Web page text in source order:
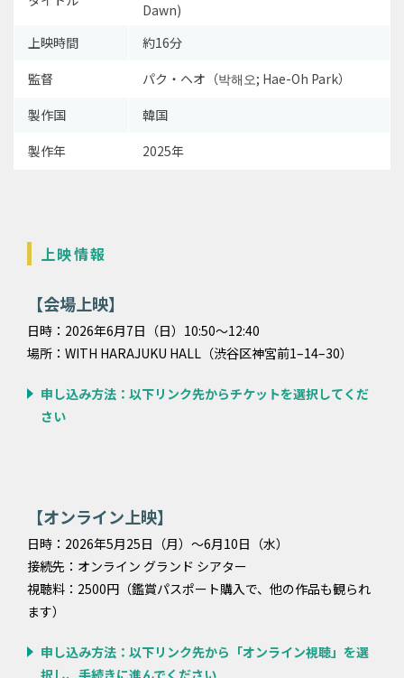
Dawn)
上映時間
約16分
監督
パク・ヘオ（박해오; Hae-Oh Park）
製作国
韓国
製作年
2025年
上映情報
【会場上映】
日時：2026年6月7日（日）10:50～12:40
場所：WITH HARAJUKU HALL（渋谷区神宮前1–14–30）
申し込み方法：以下リンク先からチケットを選択してくだ
さい
【オンライン上映】
日時：2026年5月25日（月）～6月10日（水）
接続先：オンライン グランド シアター
視聴料：2500円（鑑賞パスポート購入で、他の作品も観られ
ます）
申し込み方法：以下リンク先から「オンライン視聴」を選